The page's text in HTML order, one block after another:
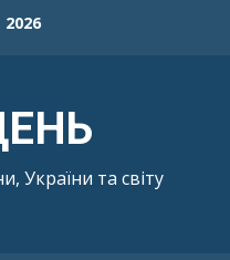
України та світу